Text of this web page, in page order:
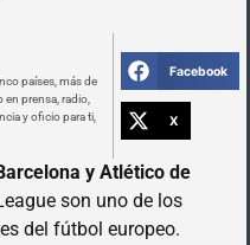
países, más de
prensa, radio,
y oficio para ti,
Facebook
X
y Atlético de
son uno de los
del fútbol europeo.